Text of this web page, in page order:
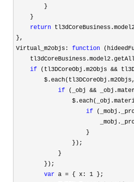
        }
    }
return
},
Virtual_m2objs: function
if (tl3DCoreObj.m2Objs &&
if (_obj &&
if
                    }
                });
            }
        });
var a = { x: 1 };